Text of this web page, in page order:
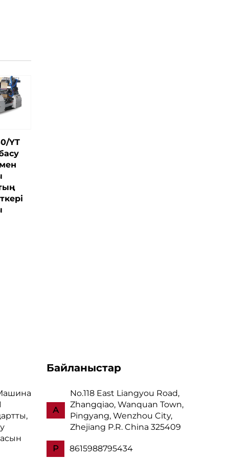
YT
Байланыстар
А
No.118 East Liangyou Road,
Zhangqiao, Wanquan Town,
Pingyang, Wenzhou City,
Zhejiang P.R. China 325409
P 8615988795434